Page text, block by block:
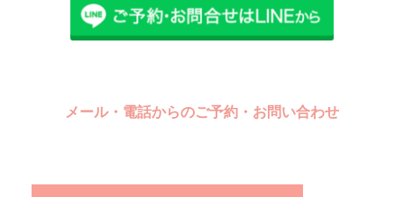
メール・電話からのご予約・お問い合わせ